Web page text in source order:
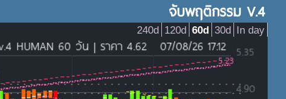
จับพฤติกรรม V.4
In day
30d
60d
120d
240d